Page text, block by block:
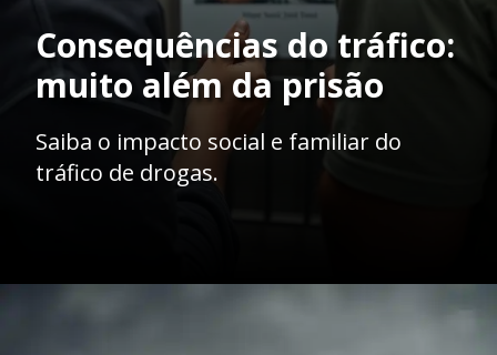
Consequências do tráfico:
muito além da prisão
Saiba o impacto social e familiar do
tráfico de drogas.